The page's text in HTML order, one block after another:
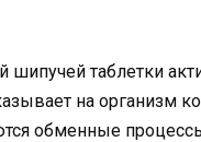
шипучей таблетки
на организм
обменные